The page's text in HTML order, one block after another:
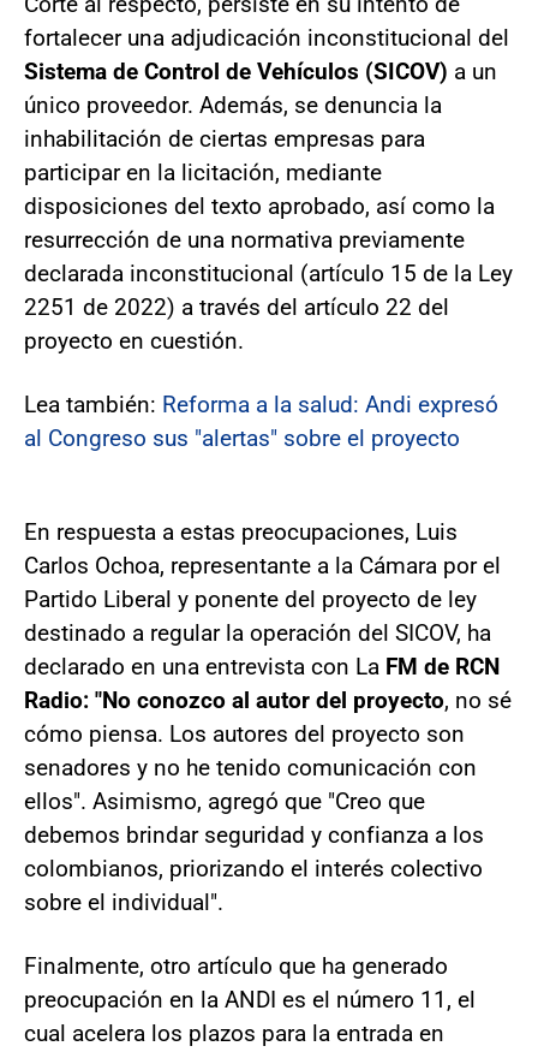
fortalecer una adjudicación inconstitucional del
Sistema de Control de Vehículos (SICOV) a un
único proveedor. Además, se denuncia la
inhabilitación de ciertas empresas para
participar en la licitación, mediante
disposiciones del texto aprobado, así como la
resurrección de una normativa previamente
declarada inconstitucional (artículo 15 de la Ley
2251 de 2022) a través del artículo 22 del
proyecto en cuestión.
Lea también: Reforma a la salud: Andi expresó
al Congreso sus "alertas" sobre el proyecto
En respuesta a estas preocupaciones, Luis
Carlos Ochoa, representante a la Cámara por el
Partido Liberal y ponente del proyecto de ley
destinado a regular la operación del SICOV, ha
declarado en una entrevista con La FM de RCN
Radio: "No conozco al autor del proyecto, no sé
cómo piensa. Los autores del proyecto son
senadores y no he tenido comunicación con
ellos". Asimismo, agregó que "Creo que
debemos brindar seguridad y confianza a los
colombianos, priorizando el interés colectivo
sobre el individual".
Finalmente, otro artículo que ha generado
preocupación en la ANDI es el número 11, el
cual acelera los plazos para la entrada en